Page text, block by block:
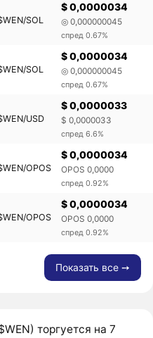
SOL
$ 0,0000034
◎ 0,000000045
спред 0.67%
SOL
$ 0,0000034
◎ 0,000000045
спред 0.67%
USD
$ 0,0000033
$ 0,0000033
спред 6.6%
OPOS
$ 0,0000034
OPOS 0,0000
спред 0.92%
OPOS
$ 0,0000034
OPOS 0,0000
спред 0.92%
Показать все ➙
торгуется на 7